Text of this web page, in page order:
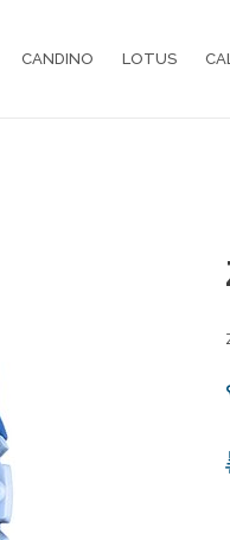
CANDINO LOTUS